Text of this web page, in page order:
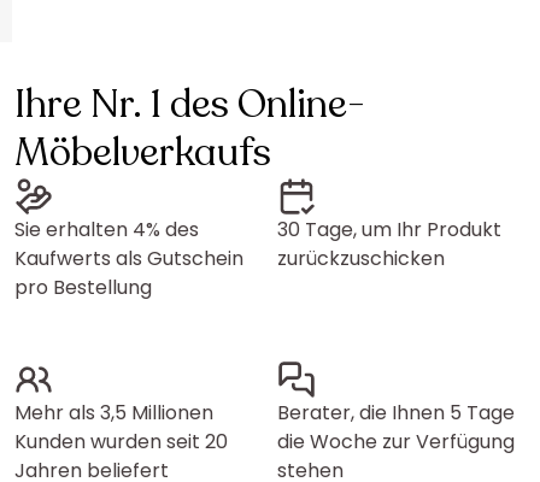
Ihre Nr. 1 des Online-
Möbelverkaufs
Sie erhalten 4% des
Kaufwerts als Gutschein
pro Bestellung
30 Tage, um Ihr Produkt
zurückzuschicken
Mehr als 3,5 Millionen
Kunden wurden seit 20
Jahren beliefert
Berater, die Ihnen 5 Tage
die Woche zur Verfügung
stehen